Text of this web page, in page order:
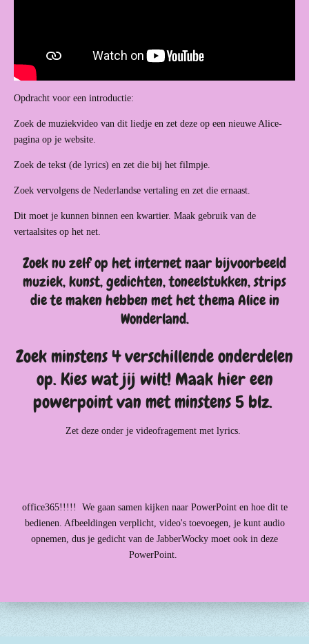
Opdracht voor een introductie:
Zoek de muziekvideo van dit liedje en zet deze op een nieuwe Alice-
pagina op je website.
Zoek de tekst (de lyrics) en zet die bij het filmpje.
Zoek vervolgens de Nederlandse vertaling en zet die ernaast.
Dit moet je kunnen binnen een kwartier. Maak gebruik van de
vertaalsites op het net.
Zoek nu zelf op het internet naar bijvoorbeeld
muziek, kunst, gedichten, toneelstukken, strips
die te maken hebben met het thema Alice in
Wonderland.
Zoek minstens 4 verschillende onderdelen
op. Kies wat jij wilt! Maak hier een
powerpoint van met minstens 5 blz.
Zet deze onder je videofragement met lyrics.
office365!!!!! We gaan samen kijken naar PowerPoint en hoe dit te
bedienen. Afbeeldingen verplicht, video's toevoegen, je kunt audio
opnemen, dus je gedicht van de JabberWocky moet ook in deze
PowerPoint.